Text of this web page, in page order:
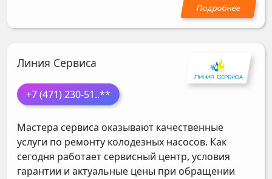
Линия Сервиса
+7 (471) 230-51..**
Мастера сервиса оказывают качественные
услуги по ремонту колодезных насосов. Как
сегодня работает сервисный центр, условия
гарантии и актуальные цены при обращении